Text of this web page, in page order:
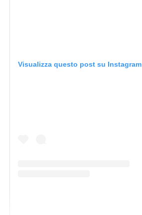
Visualizza questo post su Instagram